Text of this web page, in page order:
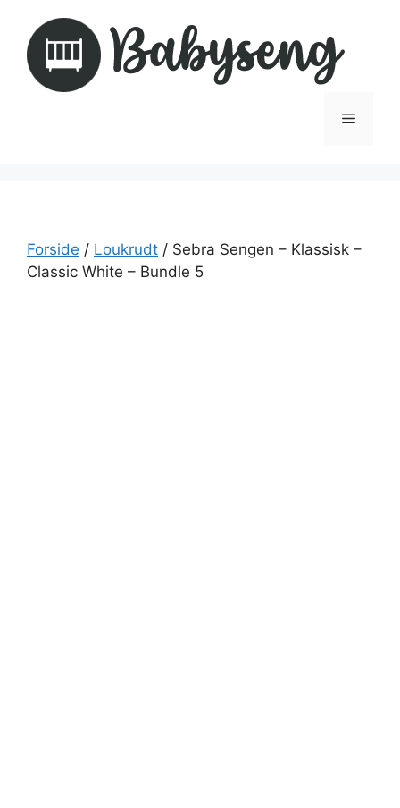
indhold
Menu
Forside / Loukrudt / Sebra Sengen – Klassisk –
Classic White – Bundle 5